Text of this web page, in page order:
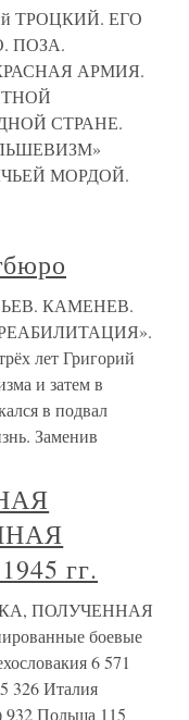
ТРОЦКИЙ. ЕГО
ПОЗА.
АРМИЯ.
СТРАНЕ.
МОРДОЙ.
КАМЕНЕВ.
лет Григорий
и затем в
в подвал
Заменив
гг.
ПОЛУЧЕННАЯ
боевые
6 571
326 Италия
932 Польша 115